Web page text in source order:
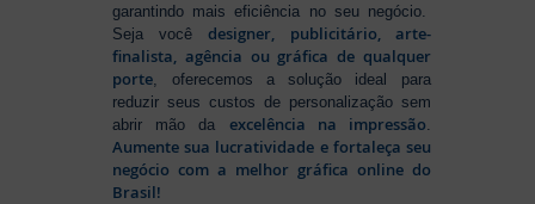
garantindo mais eficiência no seu negócio.
Seja vocêdesigner, publicitário, arte-
finalista, agência ou gráfica de qualquer
porte , oferecemos a solução ideal para
reduzir seus custos de personalização sem
abrir mão da excelência na impressão
Aumente sua lucratividade e fortaleça seu
negócio com a melhor gráfica online do
Brasil!